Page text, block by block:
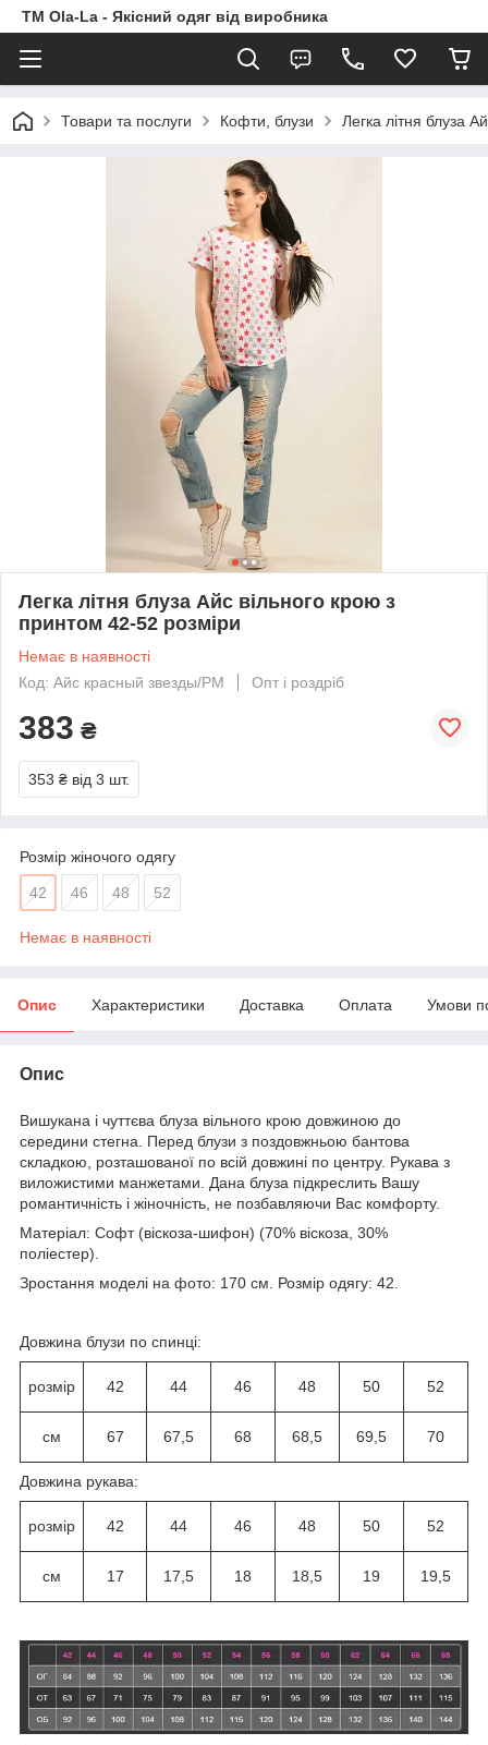
TM Ola-La - Якісний одяг від виробника
Товари та послуги Кофти, блузи Легка літня блуза
Легка літня блуза Айс вільного крою з
принтом 42-52 розміри
Немає в наявності
Код: Айс красный звезды/РМ
Опт і роздріб
383 ₴
353 ₴ від 3 шт.
Розмір жіночого одягу
42 46 48 52
Немає в наявності
Опис Характеристики Доставка Оплата Умови
Опис
Вишукана і чуттєва блуза вільного крою довжиною до
середини стегна. Перед блузи з поздовжньою бантова
складкою, розташованої по всій довжині по центру. Рукава з
виложистими манжетами. Дана блуза підкреслить Вашу
романтичність і жіночність, не позбавляючи Вас комфорту.
Матеріал: Софт (віскоза-шифон) (70% віскоза, 30%
поліестер).
Зростання моделі на фото: 170 см. Розмір одягу: 42.
Довжина блузи по спинці:
розмір 42 44 46 48 50 52
см 67 67,5 68 68,5 69,5 70
Довжина рукава:
розмір 42 44 46 48 50 52
см 17 17,5 18 18,5 19 19,5